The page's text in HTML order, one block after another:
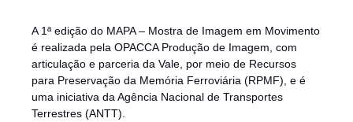
A 1ª edição do MAPA – Mostra de Imagem em Movimento
é realizada pela OPACCA Produção de Imagem, com
articulação e parceria da Vale, por meio de Recursos
para Preservação da Memória Ferroviária (RPMF), e é
uma iniciativa da Agência Nacional de Transportes
Terrestres (ANTT).